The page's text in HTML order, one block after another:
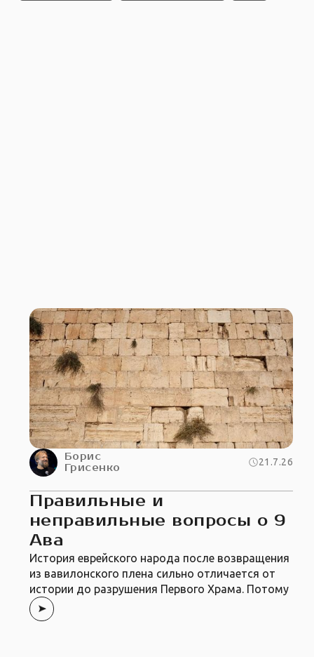
Борис
Грисенко
21.7.26
Правильные и
неправильные вопросы о 9
Ава
История еврейского народа после возвращения
из вавилонского плена сильно отличается от
истории до разрушения Первого Храма. Потому